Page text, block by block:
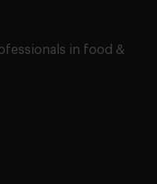
in food &